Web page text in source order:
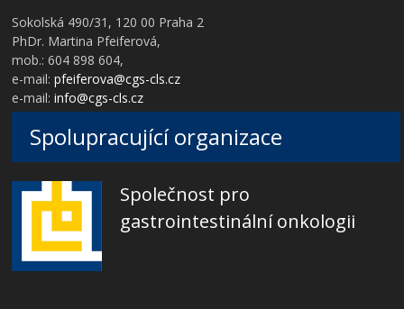
Sokolská 490/31, 120 00 Praha 2
PhDr. Martina Pfeiferová,
mob.: 604 898 604,
e-mail:pfeiferova@cgs-cls.cz
e-mail:info@cgs-cls.cz
Spolupracující organizace
Společnost pro
gastrointestinální onkologii